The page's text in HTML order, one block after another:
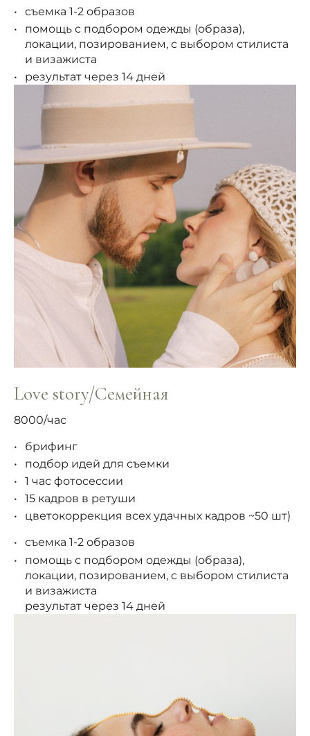
съемка 1-2 образов
помощь с подбором одежды (образа),
локации, позированием, с выбором стилиста
и визажиста
результат через 14 дней
Love story/Семейная
8000/час
брифинг
подбор идей для съемки
1 час фотосессии
15 кадров в ретуши
цветокоррекция всех удачных кадров ~50 шт)
съемка 1-2 образов
помощь с подбором одежды (образа),
локации, позированием, с выбором стилиста
и визажиста
результат через 14 дней